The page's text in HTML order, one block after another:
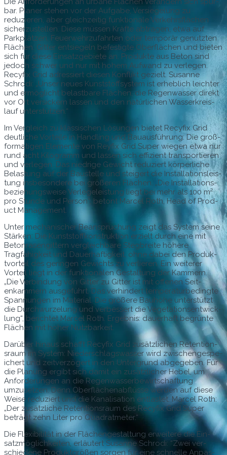
bar. Plan­er ste­hen vor der Auf­gabe, Ver­siegelung zu
reduzieren, aber gle­ichzeit­ig funk­tionale Verkehrs­flächen
sicherzustellen. Diese müssen Kräfte abtra­gen, etwa auf
Park­plätzen, Feuer­wehrz­u­fahrten oder tem­porär genutzten
Flächen. Git­ter entsiegeln befes­tigte Ober­flächen und bieten
sich für diese Ein­satzge­bi­ete an. Pro­duk­te aus Beton sind
jedoch schw­er und nur mit hohem Aufwand zu ver­legen.
Recy­fix Grid adressiert diesen Kon­flikt gezielt. Susanne
Schro­di: „Unser neues Kun­st­stoff­sys­tem ist erhe­blich leichter
und ermöglicht belast­bare Flächen, die Regen­wass­er direkt
vor Ort ver­sick­ern lassen und den natür­lichen Wasserkreis­
lauf unterstützen.“
Im Ver­gle­ich zu klas­sis­chen Lösun­gen bietet Recy­fix Grid
deut­liche Vorteile in Han­dling und Bauaus­führung: Die groß­
for­mati­gen Ele­mente von Rey­fix Grid Super wiegen etwa nur
rund acht Kilo­gramm und lassen sich effizient trans­portieren
und ver­legen. Das niedrige Gewicht reduziert kör­per­liche
Belas­tung auf der Baustelle und steigert die Instal­la­tion­sleis­
tung ins­beson­dere bei größeren Flächen. „Die Instal­la­tions-
beziehungsweise Ver­legeleis­tung liegt bei mehr als 100 m²
pro Stunde und Per­son“, betont Mar­cel Roth, Head of Prod­
uct Management.
Unter mech­a­nis­ch­er Beanspruchung zeigt das Sys­tem seine
Stärken: Die Kun­st­stof­fkon­struk­tion erzielt durch eine mit
Beton­rasen­git­tern ver­gle­ich­bare Stegbre­ite höhere
Tragfähigkeit und Dauer­haftigkeit, ohne dabei den Pro­duk­
tvorteil des gerin­gen Gewichts zu ver­lieren. Ein weit­er­er
Vorteil liegt in der funk­tionalen Gestal­tung der Kam­mern.
„Die Verbindung von Git­ter zu Git­ter ist mit offe­nen Seit­
enkam­mern aus­ge­führt. Das ver­hin­dert tem­per­aturbe­d­ingte
Span­nun­gen im Mate­r­i­al. Die größere Bauhöhe unter­stützt
die Durch­wurzelung und verbessert die Veg­e­ta­tion­sen­twick­
lung“, berichtet Mar­cel Roth. Ergeb­nis: dauer­haft begrünte
Flächen mit hoher Nutzbarkeit.
Darüber hin­aus schafft Recy­fix Grid zusät­zlichen Reten­tion­
sraum im Sys­tem: Nieder­schlagswass­er wird zwis­chenge­spe­
ichert und zeitverzögert in den Unter­grund abgegeben. Für
die Pla­nung ergibt sich damit ein zusät­zlich­er Hebel, um
Anforderun­gen an die Regen­wasser­be­wirtschaf­tung
umzuset­zen. Denn Ober­flächen­abflüsse wer­den auf diese
Weise reduziert und die Kanal­i­sa­tion ent­lastet. Mar­cel Roth:
„Der zusät­zliche Reten­tion­sraum des Recy­fix Grid Super
beträgt zehn Liter pro Quadratmeter.“
Die Flex­i­bil­ität in der Flächengestal­tung erweit­ere die Ein­
satzmöglichkeit­en, erläutert Susanne Schro­di: “Zwei ver­
schiedene Pro­duk­t­größen sor­gen für eine schnelle Anpas­